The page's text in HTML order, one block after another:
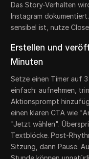
Das Story-Verhalten
Instagram
sensibel ist, nutze
Erstellen und
Minuten
Setze einen Timer auf
einfach: aufnehmen,
Aktionsprompt
einen klaren CTA wie
"Jetzt wählen".
Textblöcke. Post-
Sitzung, dann Pause.